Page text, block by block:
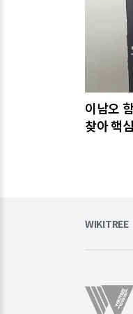
이남오
찾아 핵
WIKITREE